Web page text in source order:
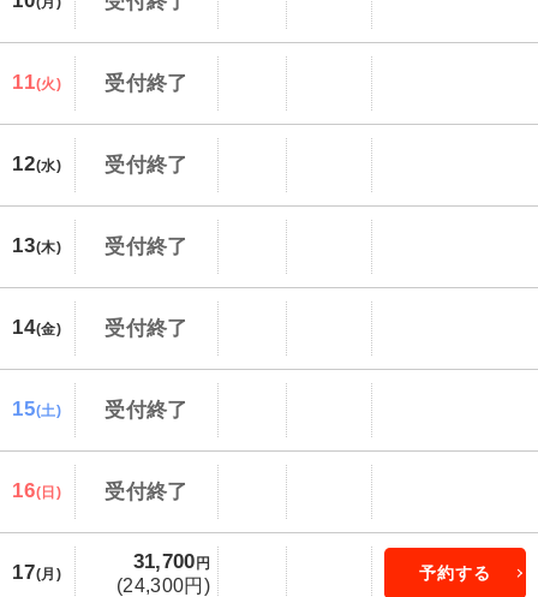
11(火) 受付終了
12(水) 受付終了
13(木) 受付終了
14(金) 受付終了
15(土) 受付終了
16(日) 受付終了
17(月)
31,700 円
(24,300円)
予約する